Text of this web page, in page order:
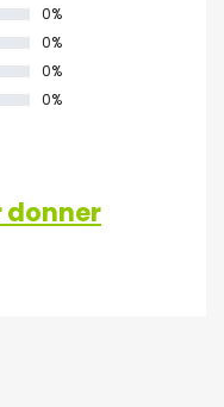
0%
0%
0%
0%
donner